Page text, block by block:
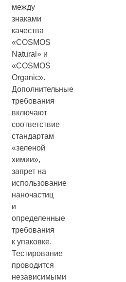
между
знаками
качества
«COSMOS
Natural» и
«COSMOS
Organic».
Дополнительные
требования
включают
соответствие
стандартам
«зеленой
химии»,
запрет на
использование
наночастиц
и
определенные
требования
к упаковке.
Тестирование
проводится
независимыми